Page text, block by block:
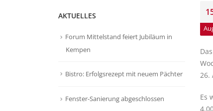
26.
Es
AKTUELLES
Forum Mittelstand feiert Jubiläum in
Kempen
Bistro: Erfolgsrezept mit neuem Pächter
Fenster-Sanierung abgeschlossen